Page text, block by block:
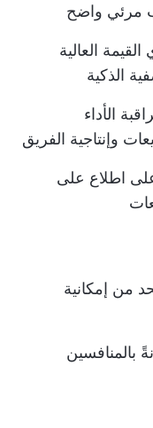
مرئي واضح
العالية
الذكية
الأداء
وإنتاجية الفريق
على اطلاع على
من إمكانية
بالمنافسين